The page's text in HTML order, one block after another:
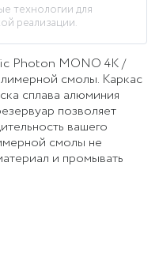
технологии для
реализации.
Photon MONO 4K /
смолы. Каркас
сплава алюминия
позволяет
вашего
смолы не
и промывать